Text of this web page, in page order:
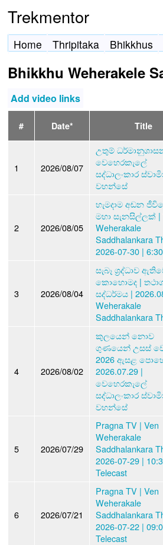
Trekmentor
Home Thripitaka Bhikkhus
Bhikkhu Weherakele
Add video links
# Date* Title
1 2026/08/07
උතුම්
වෙහෙරකැලේ
සද්ධාලංකාර
වහන්සේ
2 2026/08/05
හැමදාම අඬන
මහා සැනසිල්ලක් |
Weherakale
Saddhalankara
2026-07-30 |
3 2026/08/04
සැබෑ ශ්‍රද්ධාව
කොහොමද |
සද්ධර්මය |
Weherakale
Saddhalankara
4 2026/08/02
කුලයෙන් නොව
ගුණයෙන් උසස්
2026 ඇසළ
2026.07.29 |
වෙහෙරකැලේ
සද්ධාලංකාර
වහන්සේ
5 2026/07/29
Pragna TV | Ven
Weherakale
Saddhalankara
2026-07-29 |
Telecast
6 2026/07/21
Pragna TV | Ven
Weherakale
Saddhalankara
2026-07-22 |
Telecast